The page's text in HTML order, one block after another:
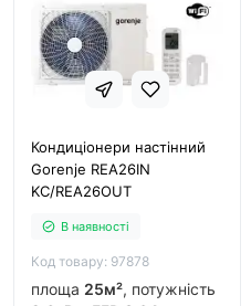
Кондиціонери настінний
Gorenje REA26IN
KC/REA26OUT
В наявності
Код товару: 97878
площа 25м², потужність